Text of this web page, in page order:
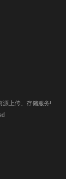
源上传、存储服务!